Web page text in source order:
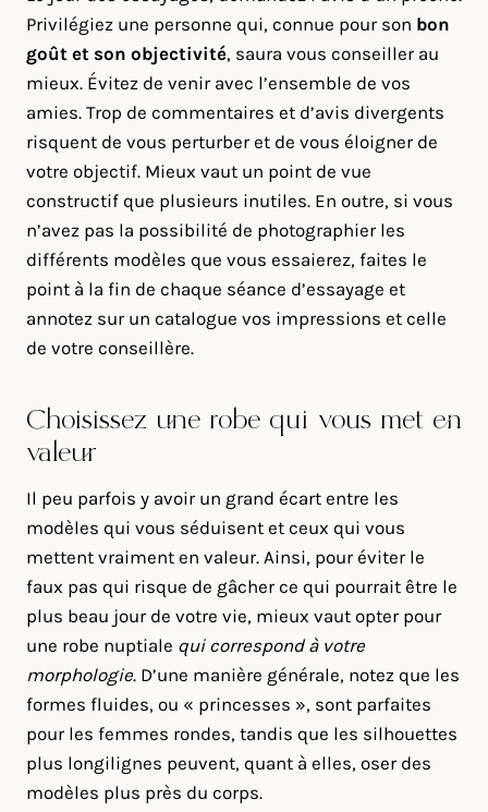
Privilégiez une personne qui, connue pour son bon
goût et son objectivité, saura vous conseiller au
mieux. Évitez de venir avec l’ensemble de vos
amies. Trop de commentaires et d’avis divergents
risquent de vous perturber et de vous éloigner de
votre objectif. Mieux vaut un point de vue
constructif que plusieurs inutiles. En outre, si vous
n’avez pas la possibilité de photographier les
différents modèles que vous essaierez, faites le
point à la fin de chaque séance d’essayage et
annotez sur un catalogue vos impressions et celle
de votre conseillère.
Choisissez une robe qui vous met en
valeur
Il peu parfois y avoir un grand écart entre les
modèles qui vous séduisent et ceux qui vous
mettent vraiment en valeur. Ainsi, pour éviter le
faux pas qui risque de gâcher ce qui pourrait être le
plus beau jour de votre vie, mieux vaut opter pour
une robe nuptiale qui correspond à votre
morphologie. D’une manière générale, notez que les
formes fluides, ou « princesses », sont parfaites
pour les femmes rondes, tandis que les silhouettes
plus longilignes peuvent, quant à elles, oser des
modèles plus près du corps.